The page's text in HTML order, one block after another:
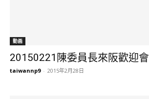
動画
20150221陳委員長來阪歡迎會
taiwannp9 - 2015年2月28日